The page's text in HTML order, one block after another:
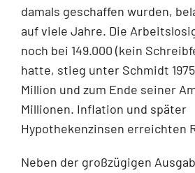
damals geschaffen wurden,
auf viele Jahre. Die
noch bei 149.000 (kein
hatte, stieg unter Schmidt
Million und zum Ende seiner
Millionen. Inflation und später
Hypothekenzinsen erreichten
Neben der großzügigen